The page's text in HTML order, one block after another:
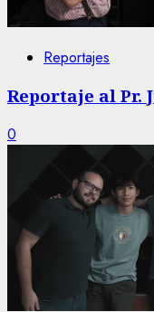
Reportajes
Reportaje al Pr.
0